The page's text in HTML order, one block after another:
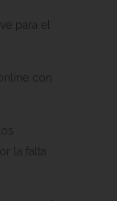
para el
con
la falta